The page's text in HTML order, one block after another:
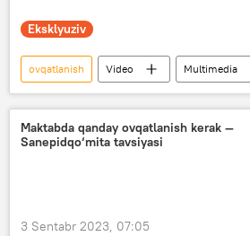
Eksklyuziv
ovqatlanish Video
Multimedia
Toshkent
maktab
Jamiyat
Maktabgacha va maktab ta’limi vazirligi
bolalar
Maktabda qanday ovqatlanish kerak —
Sanepidqo‘mita tavsiyasi
3 Sentabr 2023, 07:05